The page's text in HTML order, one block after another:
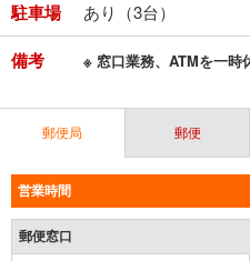
駐車場 あり（3台）
備考 ※ 窓口業務、ATMを一時
郵便局 郵便
営業時間
郵便窓口